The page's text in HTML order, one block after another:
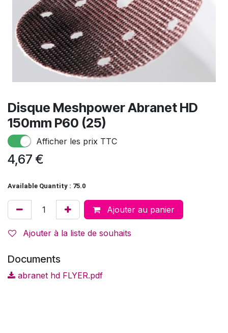
Disque Meshpower Abranet HD
150mm P60 (25)
Afficher les prix TTC
4,67 €
Available Quantity : 75.0
Ajouter au panier
Ajouter à la liste de souhaits
Documents
abranet hd FLYER.pdf